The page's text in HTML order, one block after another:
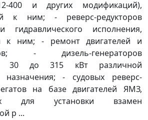
400 и других модификаций),
к ним; - реверс-редукторов
гидравлического исполнения,
к ним; - ремонт двигателей и
- дизель-генераторов
30 до 315 кВт различной
назначения; - судовых реверс-
на базе двигателей ЯМЗ,
для установки взамен
р ...